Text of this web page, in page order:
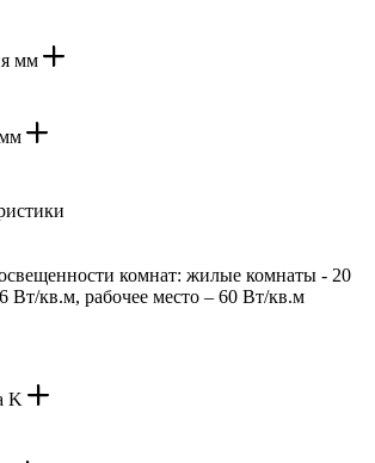
(1)
мм
комнат: жилые комнаты - 20
Вт/кв.м, рабочее место – 60 Вт/кв.м
K